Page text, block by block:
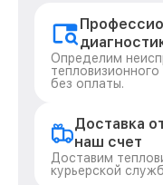
Определим
без оплаты.
Доставка
наш счет
Доставим
курьерской